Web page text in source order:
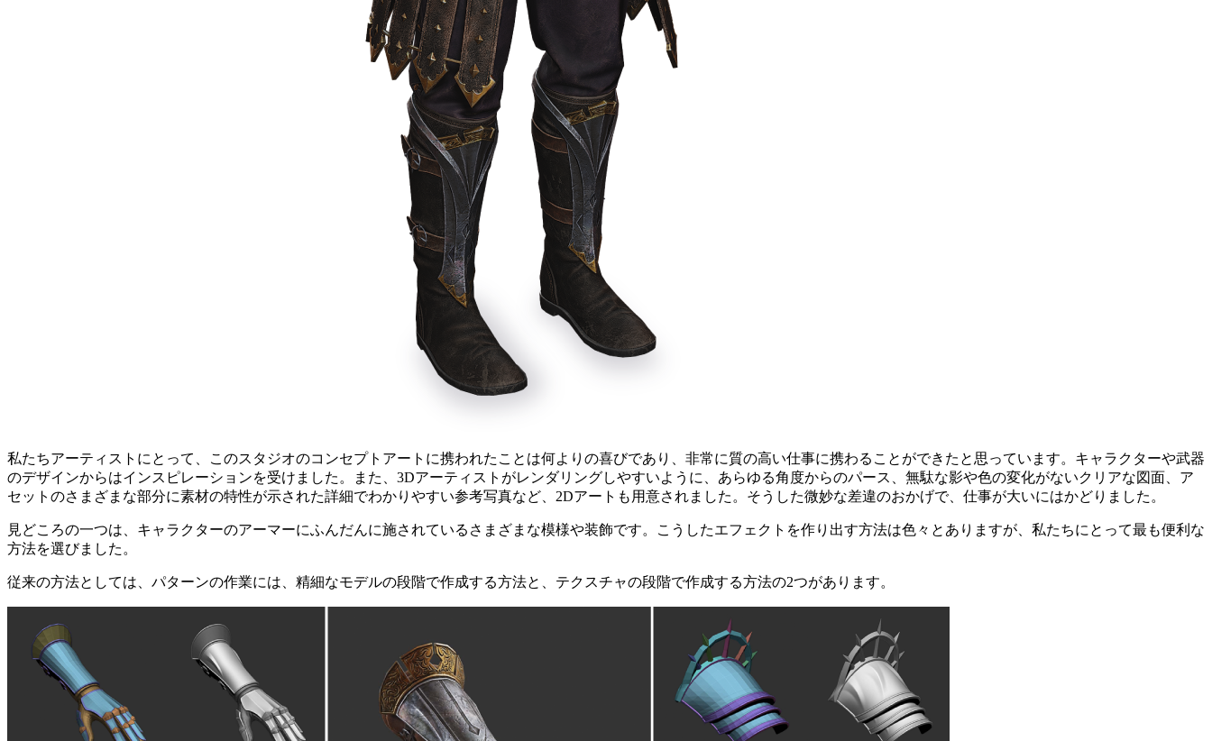
私たちアーティストにとって、このスタジオのコンセプトアートに携われたことは何よりの喜びであり、非常に質の高い仕事に携わることができたと思っています。キャラクターや武器
のデザインからはインスピレーションを受けました。また、3Dアーティストがレンダリングしやすいように、あらゆる角度からのパース、無駄な影や色の変化がないクリアな図面、ア
セットのさまざまな部分に素材の特性が示された詳細でわかりやすい参考写真など、2Dアートも用意されました。そうした微妙な差違のおかげで、仕事が大いにはかどりました。
見どころの一つは、キャラクターのアーマーにふんだんに施されているさまざまな模様や装飾です。こうしたエフェクトを作り出す方法は色々とありますが、私たちにとって最も便利な
方法を選びました。
従来の方法としては、パターンの作業には、精細なモデルの段階で作成する方法と、テクスチャの段階で作成する方法の2つがあります。